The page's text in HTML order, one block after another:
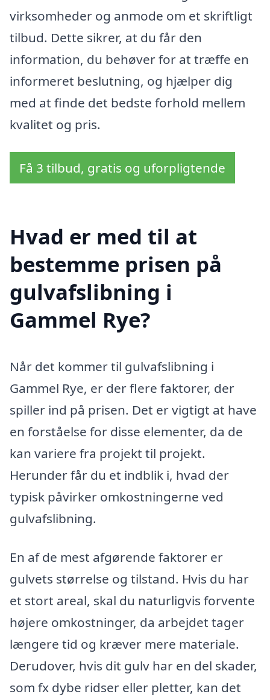
virksomheder og anmode om et skriftligt
tilbud. Dette sikrer, at du får den
information, du behøver for at træffe en
informeret beslutning, og hjælper dig
med at finde det bedste forhold mellem
kvalitet og pris.
Få 3 tilbud, gratis og uforpligtende
Hvad er med til at
bestemme prisen på
gulvafslibning i
Gammel Rye?
Når det kommer til gulvafslibning i
Gammel Rye, er der flere faktorer, der
spiller ind på prisen. Det er vigtigt at have
en forståelse for disse elementer, da de
kan variere fra projekt til projekt.
Herunder får du et indblik i, hvad der
typisk påvirker omkostningerne ved
gulvafslibning.
En af de mest afgørende faktorer er
gulvets størrelse og tilstand. Hvis du har
et stort areal, skal du naturligvis forvente
højere omkostninger, da arbejdet tager
længere tid og kræver mere materiale.
Derudover, hvis dit gulv har en del skader,
som fx dybe ridser eller pletter, kan det